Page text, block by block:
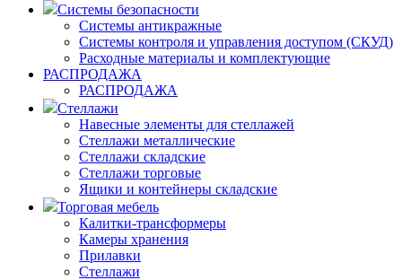
Системы безопасности
Системы антикражные
Системы контроля и управления доступом (СКУД)
Расходные материалы и комплектующие
РАСПРОДАЖА
РАСПРОДАЖА
Стеллажи
Навесные элементы для стеллажей
Стеллажи металлические
Стеллажи складские
Стеллажи торговые
Ящики и контейнеры складские
Торговая мебель
Калитки-трансформеры
Камеры хранения
Прилавки
Стеллажи